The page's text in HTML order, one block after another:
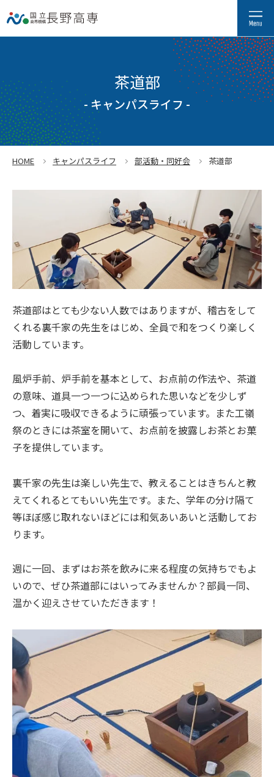
茶道部
- キャンパスライフ -
HOME キャンパスライフ 部活動・同好会 茶道部
茶道部はとても少ない人数ではありますが、稽古をして
くれる裏千家の先生をはじめ、全員で和をつくり楽しく
活動しています。
風炉手前、炉手前を基本として、お点前の作法や、茶道
の意味、道具一つ一つに込められた思いなどを少しず
つ、着実に吸収できるように頑張っています。また工嶺
祭のときには茶室を開いて、お点前を披露しお茶とお菓
子を提供しています。
裏千家の先生は楽しい先生で、教えることはきちんと教
えてくれるとてもいい先生です。また、学年の分け隔て
等ほぼ感じ取れないほどには和気あいあいと活動してお
ります。
週に一回、まずはお茶を飲みに来る程度の気持ちでもよ
いので、ぜひ茶道部にはいってみませんか？部員一同、
温かく迎えさせていただきます！